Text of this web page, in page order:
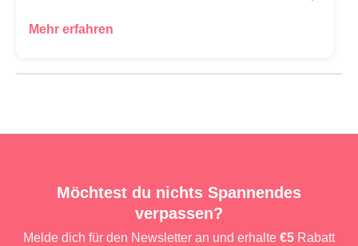
Mehr erfahren
Möchtest du nichts Spannendes
verpassen?
Melde dich für den Newsletter an und erhalte €5 Rabatt